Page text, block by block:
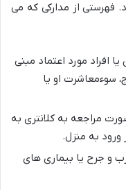
فهرستی از مدارکی که می
افراد مورد اعتماد مبنی
سوءمعاشرت او یا
مراجعه به کلانتری به
ورود به منزل.
و جرح یا بیماری های